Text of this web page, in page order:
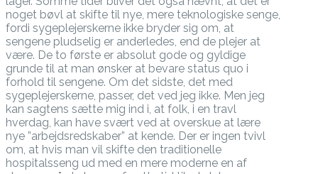
noget bøvl at skifte til nye, mere teknologiske senge,
fordi sygeplejerskerne ikke bryder sig om, at
sengene pludselig er anderledes, end de plejer at
være. De to første er absolut gode og gyldige
grunde til at man ønsker at bevare status quo i
forhold til sengene. Om det sidste, det med
sygeplejerskerne, passer, det ved jeg ikke. Men jeg
kan sagtens sætte mig ind i, at folk, i en travl
hverdag, kan have svært ved at overskue at lære
nye ”arbejdsredskaber” at kende. Der er ingen tvivl
om, at hvis man vil skifte den traditionelle
hospitalsseng ud med en mere moderne en af